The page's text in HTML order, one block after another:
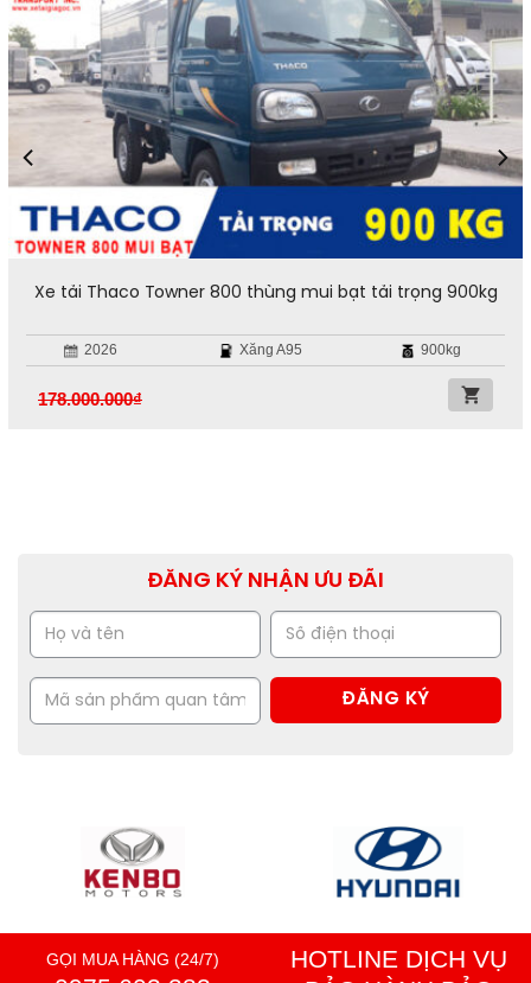
Xe tải Thaco Towner 800 thùng mui bạt tải trọng 900kg
2026 Xăng A95 900kg
178.000.000₫
ĐĂNG KÝ NHẬN ƯU ĐÃI
GỌI MUA HÀNG (24/7)
HOTLINE DỊCH VỤ